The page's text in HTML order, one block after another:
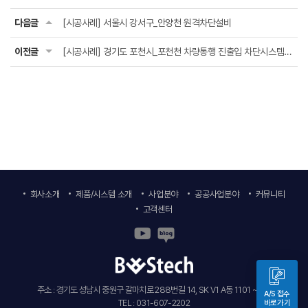
다음글 [시공사례] 서울시 강서구_안양천 원격차단설비
이전글 [시공사례] 경기도 포천시_포천천 차량통행 진출입 차단시스템 설치사업
A/S 접수
바로가기
주소 : 경기도 성남시 중원구 갈마치로 288번길 14, SK V1 A동 1101 ~ 6호
TEL : 031-607-2202
회사소개 제품/시스템 소개 사업분야 공공사업분야
커뮤니티
고객센터